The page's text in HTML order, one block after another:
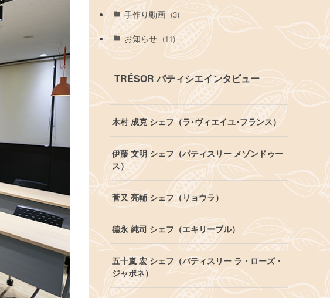
手作り動画 (3)
お知らせ (11)
TRÉSOR パティシエインタビュー
木村 成克 シェフ（ラ･ヴィエイユ･フランス）
伊藤 文明 シェフ（パティスリー メゾンドゥー
ス）
菅又 亮輔 シェフ（リョウラ）
德永 純司 シェフ（エキリーブル）
五十嵐 宏 シェフ（パティスリー ラ・ローズ・
ジャポネ）